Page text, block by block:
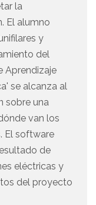
la
El alumno
y
del
Aprendizaje
se alcanza al
sobre una
van los
El software
de
eléctricas y
del proyecto